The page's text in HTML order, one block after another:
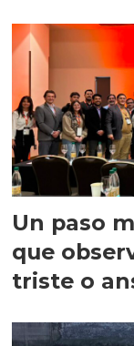
Un paso
que
triste o